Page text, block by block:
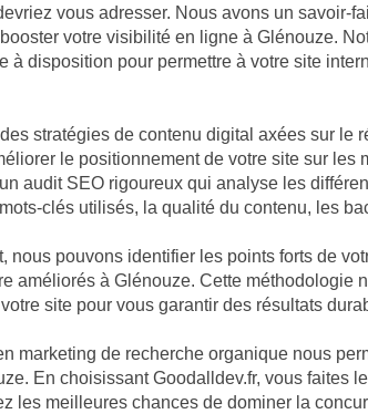
vous adresser. Nous avons un savoir-
votre visibilité en ligne à Glénouze.
à disposition pour permettre à votre site
stratégies de contenu digital axées sur le
le positionnement de votre site sur les
audit SEO rigoureux qui analyse les
clés utilisés, la qualité du contenu, les
nous pouvons identifier les points forts de
améliorés à Glénouze. Cette méthodologie
site pour vous garantir des résultats
marketing de recherche organique nous
En choisissant Goodalldev.fr, vous faites
les meilleures chances de dominer la